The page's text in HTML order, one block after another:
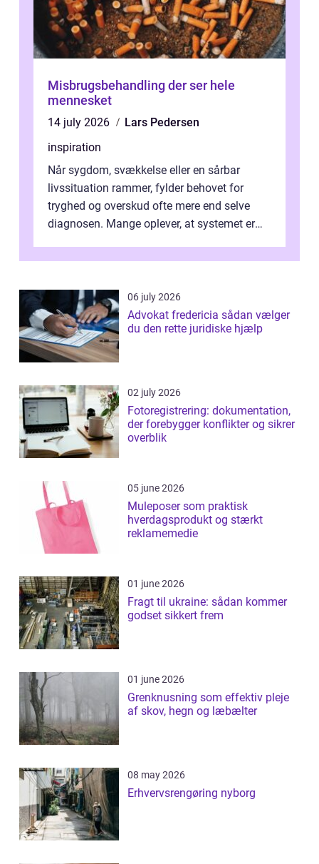
Misbrugsbehandling der ser hele
mennesket
14 july 2026
Lars Pedersen
inspiration
Når sygdom, svækkelse eller en sårbar
livssituation rammer, fylder behovet for
tryghed og overskud ofte mere end selve
diagnosen. Mange oplever, at systemet er
06 july 2026
Advokat fredericia sådan vælger
du den rette juridiske hjælp
02 july 2026
Fotoregistrering: dokumentation,
der forebygger konflikter og sikrer
overblik
05 june 2026
Muleposer som praktisk
hverdagsprodukt og stærkt
reklamemedie
01 june 2026
Fragt til ukraine: sådan kommer
godset sikkert frem
01 june 2026
Grenknusning som effektiv pleje
af skov, hegn og læbælter
08 may 2026
Erhvervsrengøring nyborg